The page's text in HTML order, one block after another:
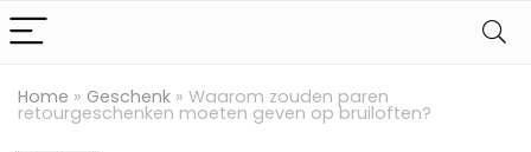
Home » Geschenk » Waarom zouden paren
retourgeschenken moeten geven op bruiloften?